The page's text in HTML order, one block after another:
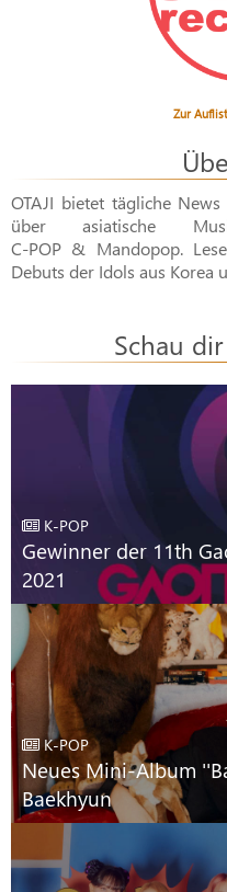
Zur
OTAJI bietet tägliche
über asiatische
C-POP & Mandopop.
Debuts der Idols aus Korea
Schau
K-POP
Gewinner der 11th
2021
K-POP
Neues Mini-Album
Baekhyun